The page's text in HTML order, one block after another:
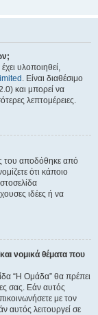
υλοποιηθεί,
. Είναι διαθέσιμο
και μπορεί να
λεπτομέρειες.
του αποδόθηκε από
ότι κάποιο
ιδέες ή να
νομικά θέματα που
“Η Ομάδα” θα πρέπει
σας. Εάν αυτός
με τον
αυτός λειτουργεί σε